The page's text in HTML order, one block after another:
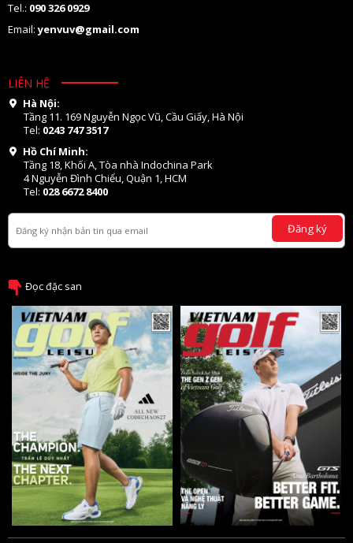
Tel.: 090 326 0929
Email:yenvuv@gmail.com
LIÊN HỆ
Hà Nội:
Tầng 11. 169 Nguyễn Ngọc Vũ, Cầu Giấy, Hà Nội
Tel: 0243 747 3517
Hồ Chí Minh:
Tầng 18, Khối A, Tòa nhà Indochina Park
4 Nguyễn Đình Chiểu, Quận 1, HCM
Tel: 028 6672 8400
Đăng ký
Đọc đặc san